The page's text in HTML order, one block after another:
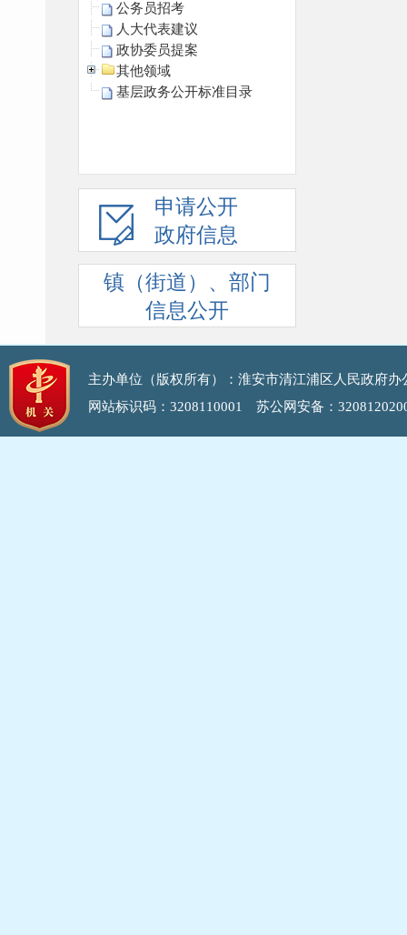
公务员招考
人大代表建议
政协委员提案
其他领域
基层政务公开标准目录
申请公开
政府信息
镇（街道）、部门
信息公开
主办单位（版权所有）：淮安市清江浦区人民政
网站标识码：3208110001 苏公网安备：